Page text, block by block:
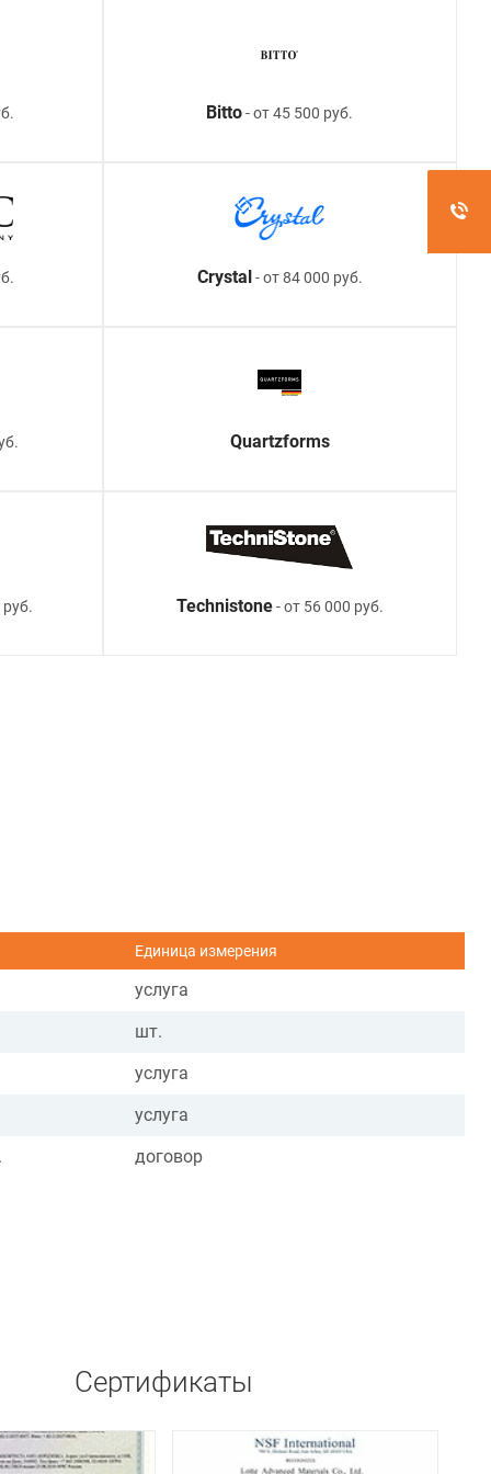
Bitto- от 45 500 руб.
Crystal - от 84 000 руб.
Quartzforms
Technistone- от 56 000 руб.
Единица измерения
услуга
шт.
услуга
услуга
договор
Сертификаты